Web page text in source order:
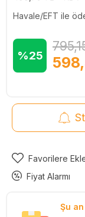
Havale/EFT ile
%25
Favorilere
Fiyat Alarmı
Şu